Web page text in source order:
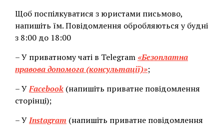
Щоб поспілкуватися з юристами письмово,
напишіть їм. Повідомлення обробляються у будні
з 8:00 до 18:00
– У приватному чаті в Telegram «Безоплатна
правова допомога (консультації)»;
– УFacebook (напишіть приватне повідомлення
сторінці);
– УInstagram (напишіть приватне повідомлення